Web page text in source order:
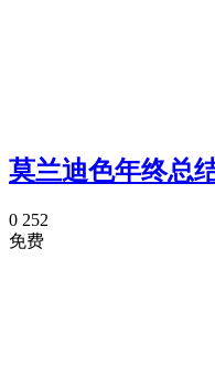
莫兰迪色年终总
0 252
免费